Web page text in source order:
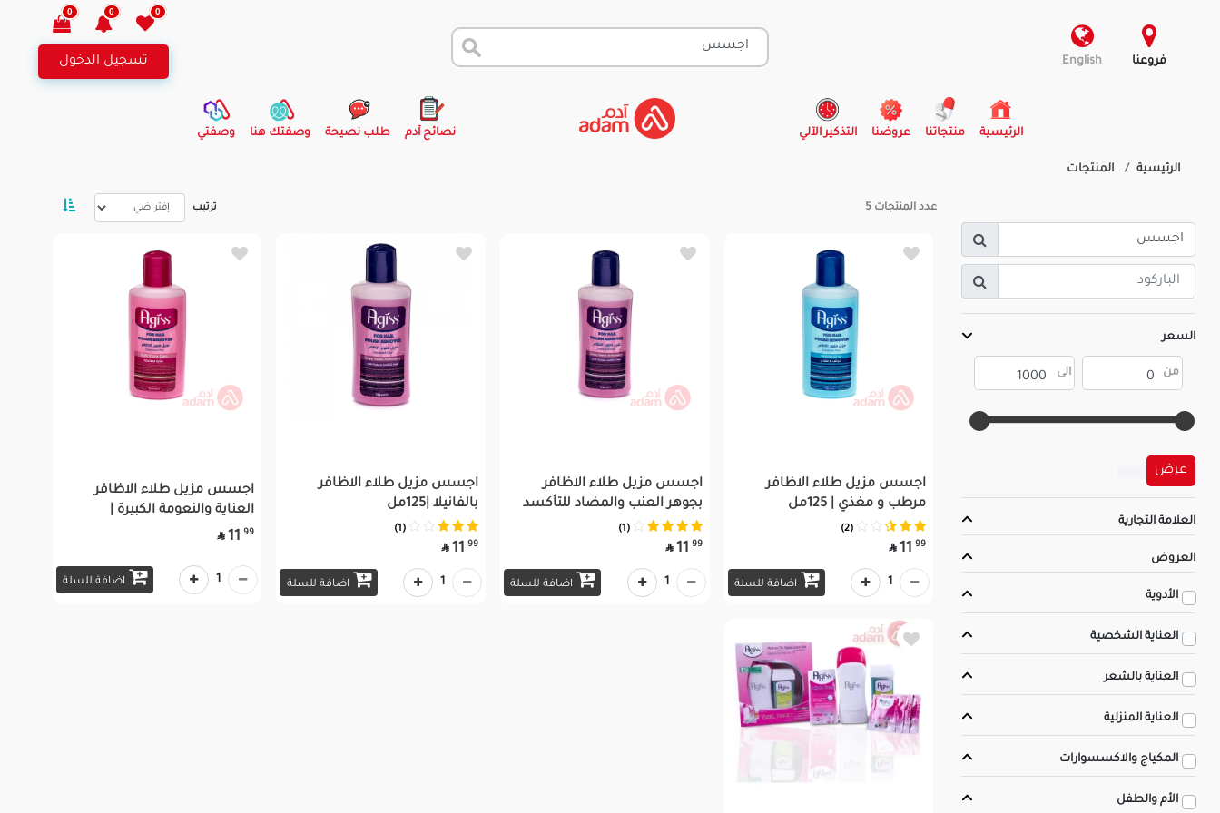
فروعنا English
0
0
0
تسجيل الدخول
الرئيسية
(current) منتجاتنا عروضنا التذكير الآلي نصائح آدم طلب نصيحة وصفتك هنا وصفتي
الرئيسية المنتجات
السعر
عرض
العلامة التجارية
العروض
الأدوية
العناية الشخصية
العناية بالشعر
العناية المنزلية
المكياج والاكسسوارات
الأم والطفل
عدد المنتجات 5 ترتيب
اجسس مزيل طلاء الاظافر
مرطب و مغذي | 125مل
(2)
99
11

اضافة للسلة 1
اجسس مزيل طلاء الاظافر
بجوهر العنب والمضاد للتأكسد
(1)
99
11

اضافة للسلة 1
اجسس مزيل طلاء الاظافر
بالفانيلا |125مل
(1)
99
11

اضافة للسلة 1
اجسس مزيل طلاء الاظافر
العناية والنعومة الكبيرة |
99
11

اضافة للسلة 1